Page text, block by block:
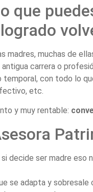
que
madres, muchas de
carrera o
con todo lo
etc.
y muy rentable:
si decide ser madre
se adapta y